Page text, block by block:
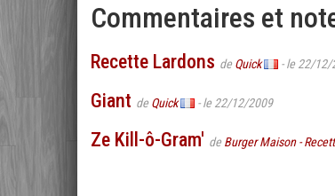
Commentaires et
Recette Lardons de Quick - le 22/12/
Giant de Quick - le 22/12/2009
Ze Kill-ô-Gram' de Burger Maison -